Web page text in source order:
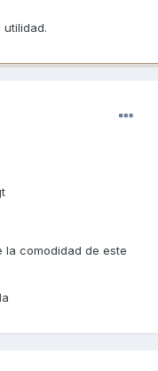
utilidad.
la comodidad de este